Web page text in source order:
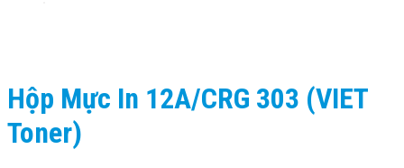
Hộp Mực In 12A/CRG 303 (VIET
Toner)